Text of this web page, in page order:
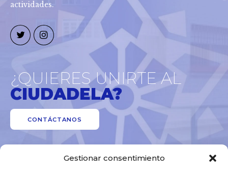
Gestionar consentimiento
actividades.
¿QUIERES UNIRTE AL
CIUDADELA?
CONTÁCTANOS